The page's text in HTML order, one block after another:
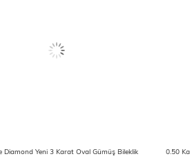
Diamond Yeni 3 Karat Oval Gümüş Bileklik